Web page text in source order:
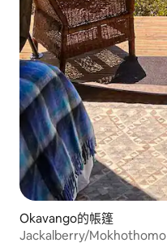
Okavango的帳篷
Jackalberry/Mokhothomo